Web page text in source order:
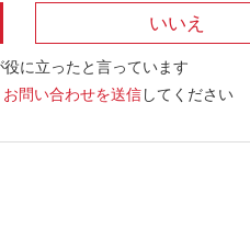
に立ったと言っています
お問い合わせを送信してください